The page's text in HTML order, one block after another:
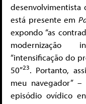
desenvolvimentista
está presente em
expondo “as
modernização
“intensificação do
50”23. Portanto,
meu navegador”
episódio ovídico